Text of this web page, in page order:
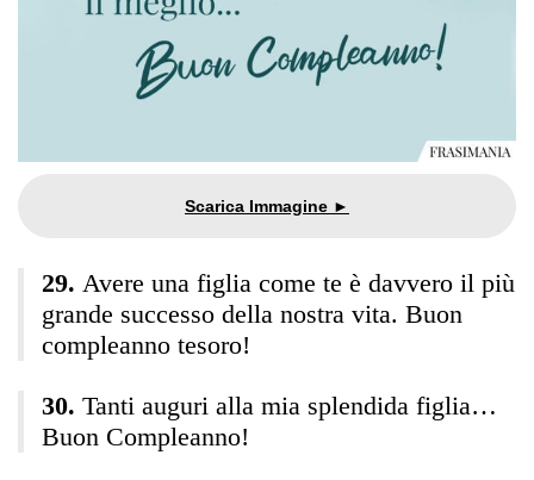
Avere una figlia come te è davvero il più
grande successo della nostra vita. Buon
compleanno tesoro!
Tanti auguri alla mia splendida figlia…
Buon Compleanno!